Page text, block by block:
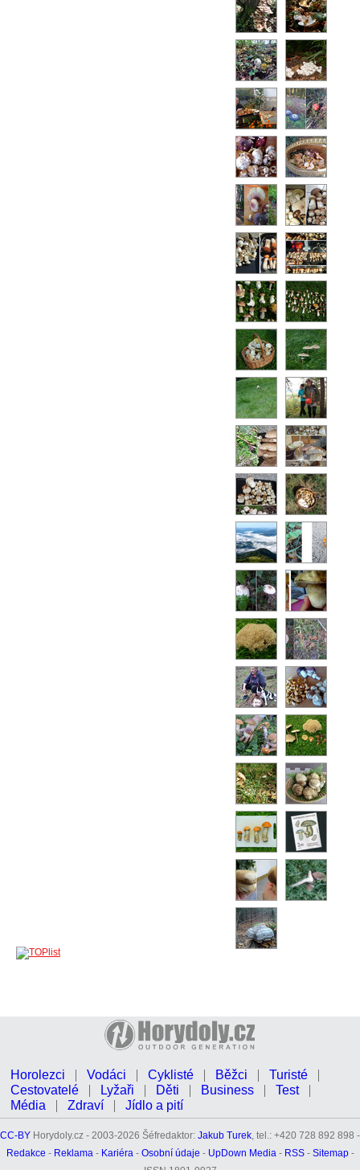
Horolezci Vodáci Cyklisté Běžci
Turisté
Cestovatelé
Lyžaři Děti Business
Test
Média
Zdraví Jídlo a pití
CC-BY Horydoly.cz - 2003-2026 Šéfredaktor: Jakub Turek, tel.: +420 728 892 898 -
Redakce - Reklama- Kariéra- Osobní údaje - UpDown Media- RSS- Sitemap-